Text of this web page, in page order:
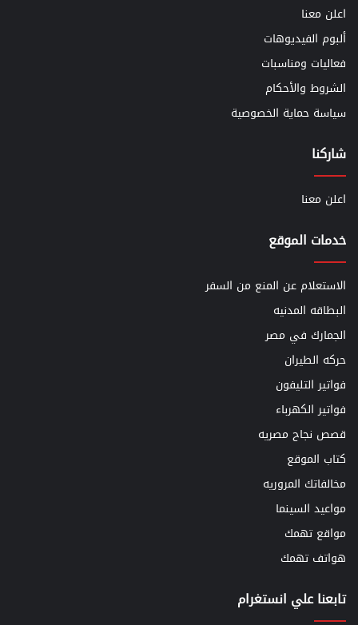
اعلن معنا
ألبوم الفيديوهات
فعاليات ومناسبات
الشروط والأحكام
سياسة حماية الخصوصية
شاركنا
اعلن معنا
خدمات الموقع
الاستعلام عن المنع من السفر
البطاقه المدنيه
الجمارك في مصر
حركه الطيران
فواتير التليفون
فواتير الكهرباء
قصص نجاح مصريه
كتاب الموقع
مخالفاتك المروريه
مواعيد السينما
مواقع تهمك
هواتف تهمك
تابعنا علي انستغرام